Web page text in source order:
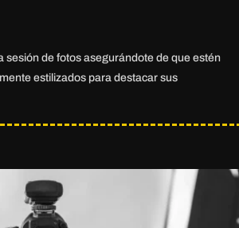
sesión de fotos asegurándote de que estén
estilizados para destacar sus